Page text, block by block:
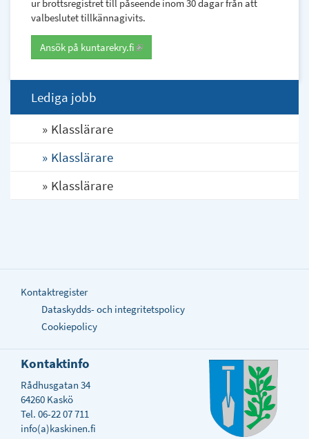
ur brottsregistret till påseende inom 30 dagar från att
valbeslutet tillkännagivits.
Ansök på kuntarekry.fi(link is external)
Lediga jobb
Klasslärare
Klasslärare
Klasslärare
Kontaktregister
Dataskydds- och integritetspolicy
Cookiepolicy
Kontaktinfo
Rådhusgatan 34
64260 Kaskö
Tel. 06-22 07 711
info(a)kaskinen.fi